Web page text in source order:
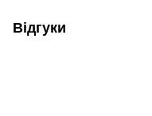
Відгуки